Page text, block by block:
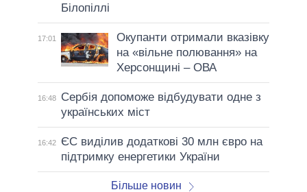
Білопіллі
17:01
Окупанти отримали вказівку
на «вільне полювання» на
Херсонщині – ОВА
16:48
Сербія допоможе відбудувати одне з
українських міст
16:42
ЄС виділив додаткові 30 млн євро на
підтримку енергетики України
Більше новин